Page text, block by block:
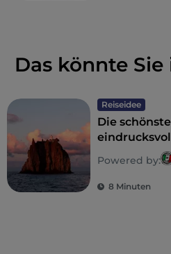
Das könnte
Reiseidee
Die
Powered by:
8 Minuten